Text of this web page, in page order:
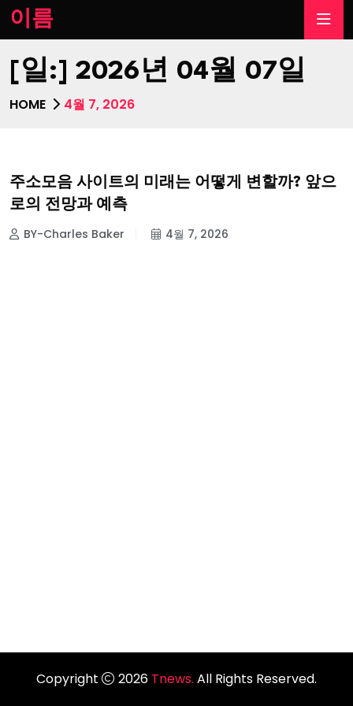
이름
[일:] 2026년 04월 07일
HOME 4월 7, 2026
주소모음 사이트의 미래는 어떻게 변할까? 앞으
로의 전망과 예측
BY-Charles Baker 4월 7, 2026
Copyright 2026 Tnews. All Rights Reserved.